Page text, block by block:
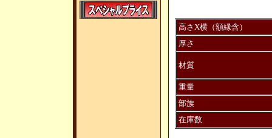
高さX横（額縁含）
厚さ
材質
重量
部族
在庫数